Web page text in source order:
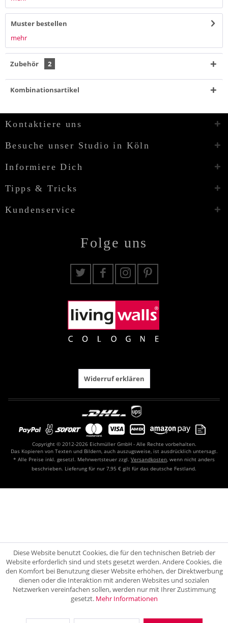
Muster bestellen
mehr
Zubehör 2
Kombinationsartikel
Kontaktiere uns
Besuche unser Studio in Köln
Informiere Dich
Tipps & Tricks
Kundenservice
Folge uns
Widerruf erklären
Copyright © 2012-2026 Eichmüller GmbH - Alle Rechte vorbehalten.
Das Kopieren von Texten und Bildern, auch auszugsweise, ist ausdrücklich untersagt.
* Alle Preise inkl. gesetzl. Mehrwertsteuer zzgl. Versandkosten , wenn nicht anders
beschrieben. Lieferung für nur 7,95 € gilt für das deutsche Festland.
Diese Website benutzt Cookies, die für den technischen Betrieb der
Website erforderlich sind und stets gesetzt werden. Andere Cookies, die
den Komfort bei Benutzung dieser Website erhöhen, der Direktwerbung
dienen oder die Interaktion mit anderen Websites und sozialen
Netzwerken vereinfachen sollen, werden nur mit Ihrer Zustimmung
gesetzt. Mehr Informationen